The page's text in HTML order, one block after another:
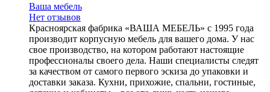
Ваша мебель
Нет отзывов
Красноярская фабрика «ВАША МЕБЕЛЬ» с 1995 года
производит корпусную мебель для вашего дома. У нас
свое производство, на котором работают настоящие
профессионалы своего дела. Наши специалисты следят
за качеством от самого первого эскиза до упаковки и
доставки заказа. Кухни, прихожие, спальни, гостиные,